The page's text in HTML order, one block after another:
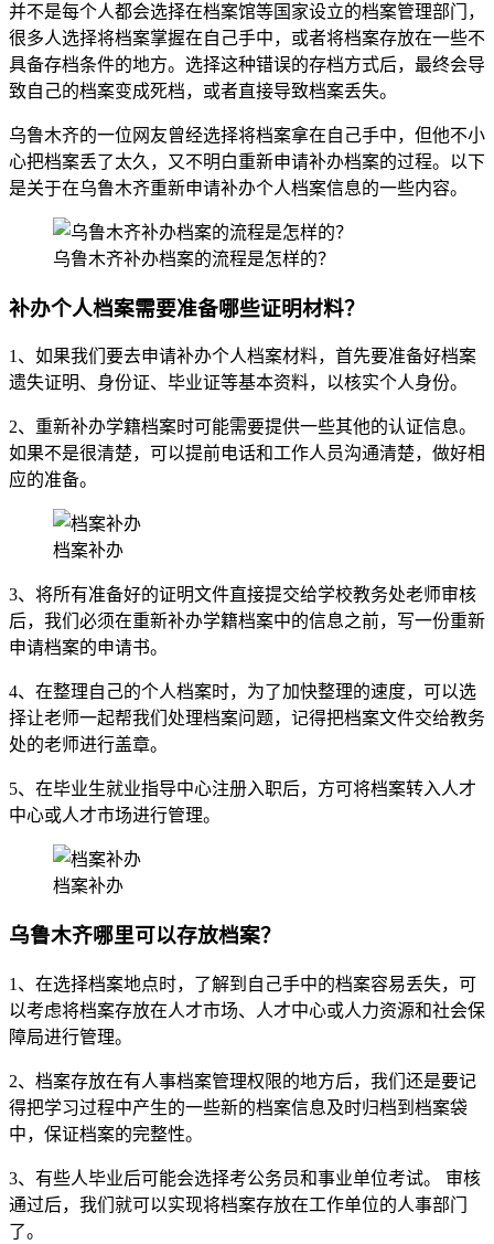
并不是每个人都会选择在档案馆等国家设立的档案管理部门，
很多人选择将档案掌握在自己手中，或者将档案存放在一些不
具备存档条件的地方。选择这种错误的存档方式后，最终会导
致自己的档案变成死档，或者直接导致档案丢失。
乌鲁木齐的一位网友曾经选择将档案拿在自己手中，但他不小
心把档案丢了太久，又不明白重新申请补办档案的过程。以下
是关于在乌鲁木齐重新申请补办个人档案信息的一些内容。
乌鲁木齐补办档案的流程是怎样的？
补办个人档案需要准备哪些证明材料？
1、如果我们要去申请补办个人档案材料，首先要准备好档案
遗失证明、身份证、毕业证等基本资料，以核实个人身份。
2、重新补办学籍档案时可能需要提供一些其他的认证信息。
如果不是很清楚，可以提前电话和工作人员沟通清楚，做好相
应的准备。
档案补办
3、将所有准备好的证明文件直接提交给学校教务处老师审核
后，我们必须在重新补办学籍档案中的信息之前，写一份重新
申请档案的申请书。
4、在整理自己的个人档案时，为了加快整理的速度，可以选
择让老师一起帮我们处理档案问题，记得把档案文件交给教务
处的老师进行盖章。
5、在毕业生就业指导中心注册入职后，方可将档案转入人才
中心或人才市场进行管理。
档案补办
乌鲁木齐哪里可以存放档案？
1、在选择档案地点时，了解到自己手中的档案容易丢失，可
以考虑将档案存放在人才市场、人才中心或人力资源和社会保
障局进行管理。
2、档案存放在有人事档案管理权限的地方后，我们还是要记
得把学习过程中产生的一些新的档案信息及时归档到档案袋
中，保证档案的完整性。
3、有些人毕业后可能会选择考公务员和事业单位考试。 审核
通过后，我们就可以实现将档案存放在工作单位的人事部门
了。